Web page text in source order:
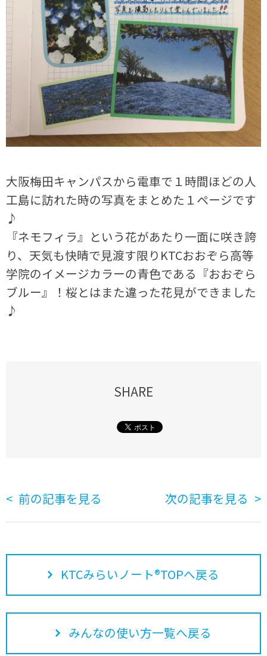
大阪梅田キャンパスから電車で１時間ほどの人
工島に訪れた時の写真をまとめた１ページです
♪
『ネモフィラ』という花があたり一面に咲き誇
り、天気も快晴で見渡す限りKTCおおぞら高等
学院のイメージカラーの青色である『おおぞら
ブルー』！桜とはまた違った花見ができました
♪
SHARE
前の記事を見る 次の記事を見る
KTCみらいノート®TOPへ戻る
みんなの使い方一覧へ戻る